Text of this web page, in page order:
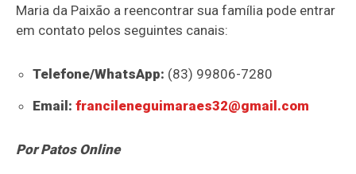
Maria da Paixão a reencontrar sua família pode entrar
em contato pelos seguintes canais:
Telefone/WhatsApp: (83) 99806-7280
Email: francileneguimaraes32@gmail.com
Por Patos Online